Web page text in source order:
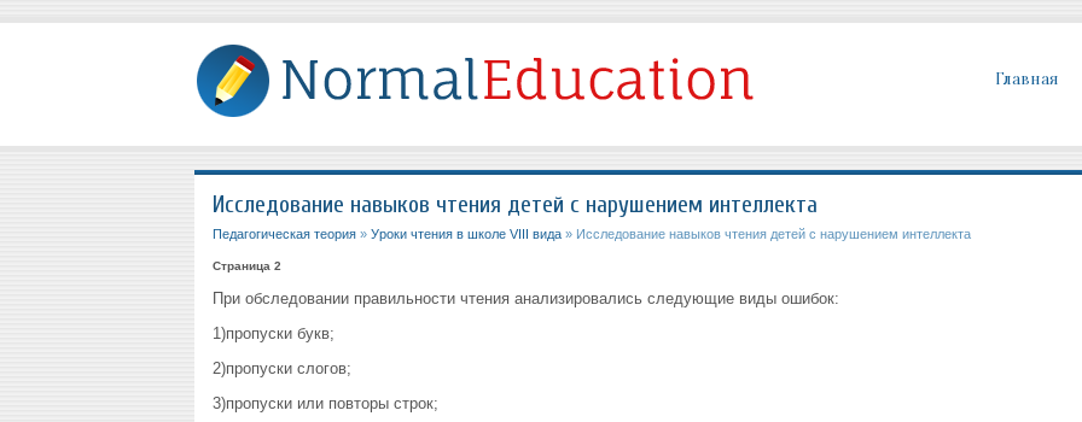
Главная
Исследование навыков чтения детей с нарушением интеллекта
Педагогическая теория» Уроки чтения в школе VIII вида» Исследование навыков чтения детей с нарушением интеллекта
Страница 2
При обследовании правильности чтения анализировались следующие виды ошибок:
1)пропуски букв;
2)пропуски слогов;
3)пропуски или повторы строк;